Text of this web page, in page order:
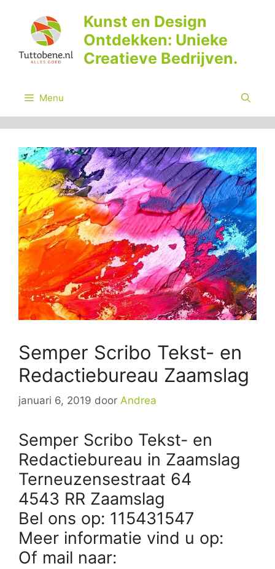
inhoud
Kunst en Design
Ontdekken: Unieke
Creatieve Bedrijven.
Menu
Semper Scribo Tekst- en
Redactiebureau Zaamslag
januari 6, 2019 door Andrea
Semper Scribo Tekst- en
Redactiebureau in Zaamslag
Terneuzensestraat 64
4543 RR Zaamslag
Bel ons op: 115431547
Meer informatie vind u op:
Of mail naar: